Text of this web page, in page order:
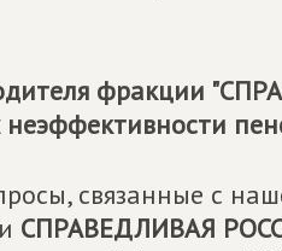
фракции
неэффективности
связанные с
СПРАВЕДЛИВАЯ